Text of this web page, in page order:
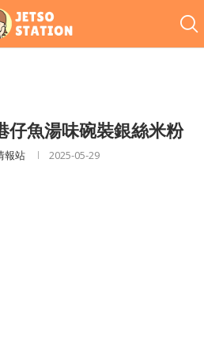
仔魚湯味碗裝銀絲米粉
報站 2025-05-29